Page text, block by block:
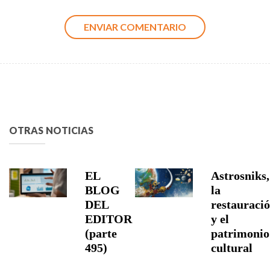
OTRAS NOTICIAS
EL
BLOG
DEL
EDITOR
(parte
495)
Astrosniks,
la
y el
patrimonio
cultural